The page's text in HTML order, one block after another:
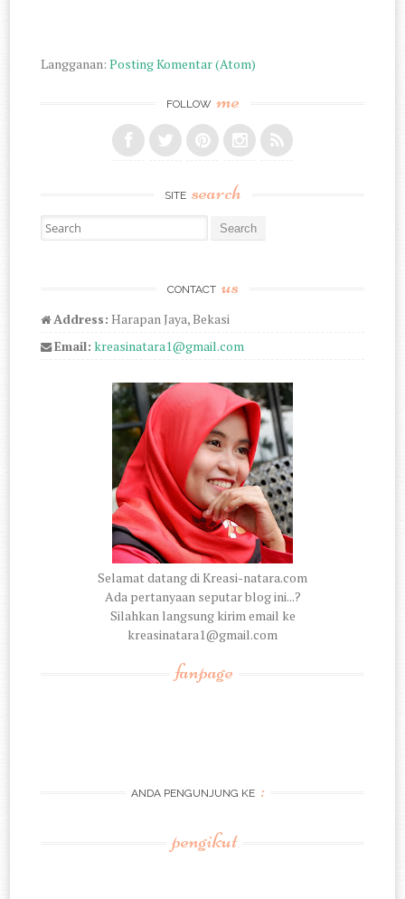
Langganan:Posting Komentar (Atom)
FOLLOW me
SITE search
Search for:
CONTACT us
Address: Harapan Jaya, Bekasi
Email: kreasinatara1@gmail.com
Selamat datang di Kreasi-natara.com
Ada pertanyaan seputar blog ini...?
Silahkan langsung kirim email ke
kreasinatara1@gmail.com
fanpage
ANDA PENGUNJUNG KE :
pengikut